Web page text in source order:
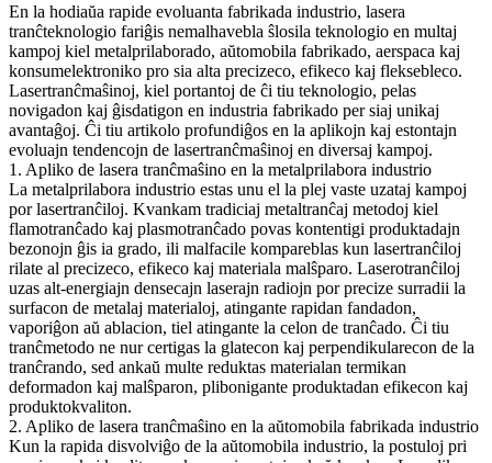
En la hodiaŭa rapide evoluanta fabrikada industrio, lasera
tranĉteknologio fariĝis nemalhavebla ŝlosila teknologio en multaj
kampoj kiel metalprilaborado, aŭtomobila fabrikado, aerspaca kaj
konsumelektroniko pro sia alta precizeco, efikeco kaj fleksebleco.
Lasertranĉmaŝinoj, kiel portantoj de ĉi tiu teknologio, pelas
novigadon kaj ĝisdatigon en industria fabrikado per siaj unikaj
avantaĝoj. Ĉi tiu artikolo profundiĝos en la aplikojn kaj estontajn
evoluajn tendencojn de lasertranĉmaŝinoj en diversaj kampoj.
1. Apliko de lasera tranĉmaŝino en la metalprilabora industrio
La metalprilabora industrio estas unu el la plej vaste uzataj kampoj
por lasertranĉiloj. Kvankam tradiciaj metaltranĉaj metodoj kiel
flamotranĉado kaj plasmotranĉado povas kontentigi produktadajn
bezonojn ĝis ia grado, ili malfacile kompareblas kun lasertranĉiloj
rilate al precizeco, efikeco kaj materiala malŝparo. Laserotranĉiloj
uzas alt-energiajn densecajn laserajn radiojn por precize surradii la
surfacon de metalaj materialoj, atingante rapidan fandadon,
vaporiĝon aŭ ablacion, tiel atingante la celon de tranĉado. Ĉi tiu
tranĉmetodo ne nur certigas la glatecon kaj perpendikularecon de la
tranĉrando, sed ankaŭ multe reduktas materialan termikan
deformadon kaj malŝparon, plibonigante produktadan efikecon kaj
produktokvaliton.
2. Apliko de lasera tranĉmaŝino en la aŭtomobila fabrikada industrio
Kun la rapida disvolviĝo de la aŭtomobila industrio, la postuloj pri